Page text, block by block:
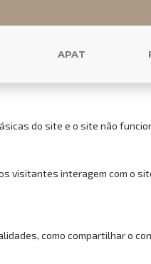
de cookies
e funcionais, para lhe
do site e o site não
visitantes interagem com o
como compartilhar o
APAT